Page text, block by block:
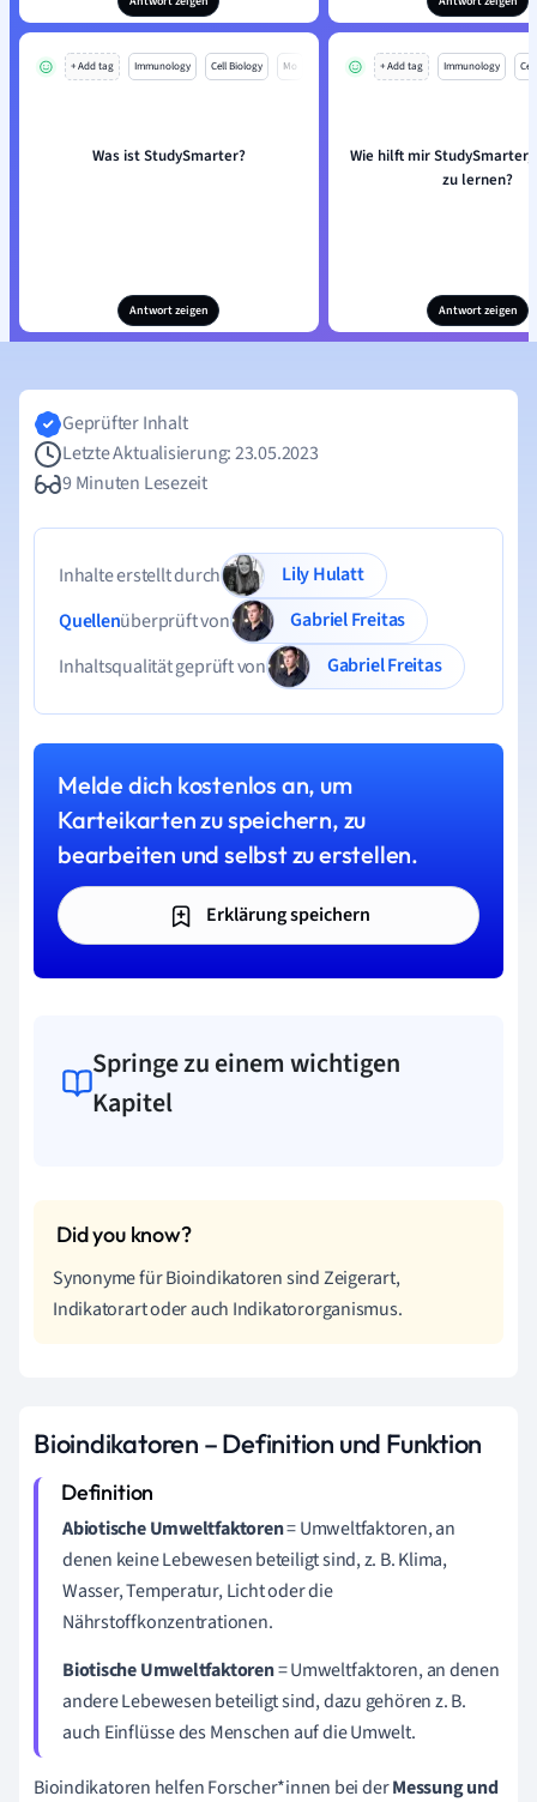
+ Add tag Immunology Cell Biology Mo
Was ist StudySmarter?
Antwort zeigen
+ Add tag Immunology
Wie hilft mir
zu lernen?
Antwort zeigen
Geprüfter Inhalt
Letzte Aktualisierung: 23.05.2023
9 Minuten Lesezeit
Inhalte erstellt durch
Lily Hulatt
Quellenüberprüft von
Gabriel Freitas
Inhaltsqualität geprüft von
Gabriel Freitas
Melde dich kostenlos an, um
Karteikarten zu speichern, zu
bearbeiten und selbst zu erstellen.
Erklärung speichern
Springe zu einem wichtigen
Kapitel
Synonyme für Bioindikatoren sind Zeigerart,
Indikatorart oder auch Indikatororganismus.
Bioindikatoren – Definition und Funktion
Abiotische Umweltfaktoren= Umweltfaktoren, an
denen keine Lebewesen beteiligt sind, z. B. Klima,
Wasser, Temperatur, Licht oder die
Nährstoffkonzentrationen.
Biotische Umweltfaktoren= Umweltfaktoren, an denen
andere Lebewesen beteiligt sind, dazu gehören z. B.
auch Einflüsse des Menschen auf die Umwelt.
Bioindikatoren helfen Forscher*innen bei derMessung und